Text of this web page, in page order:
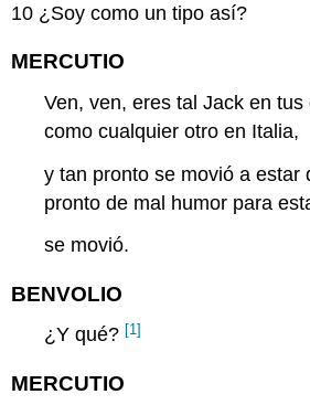
10 ¿Soy como un tipo así?
MERCUTIO
Ven, ven, eres tal Jack en
como cualquier otro en Italia,
y tan pronto se movió a estar
pronto de mal humor para
se movió.
BENVOLIO
¿Y qué? [1]
MERCUTIO